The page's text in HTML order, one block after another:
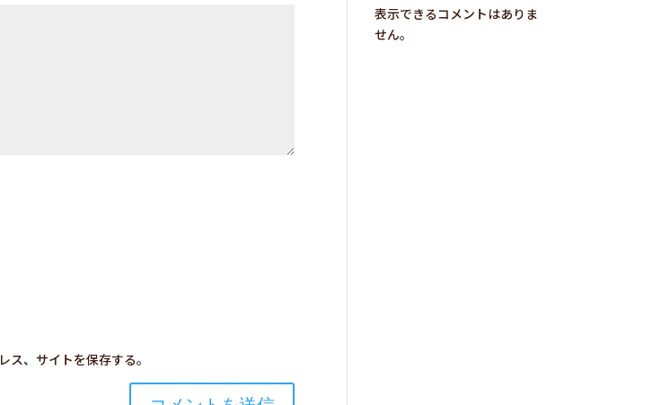
、サイトを保存する。
表示できるコメントはありま
せん。